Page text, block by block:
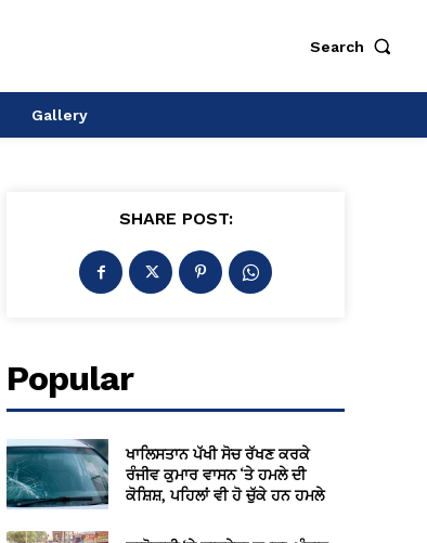
Search
Gallery
SHARE POST:
Popular
ਖਾਲਿਸਤਾਨ ਪੱਖੀ ਸੋਚ ਰੱਖਣ ਕਰਕੇ
ਰੰਜੀਵ ਕੁਮਾਰ ਵਾਸਨ ‘ਤੇ ਹਮਲੇ ਦੀ
ਕੋਸ਼ਿਸ਼, ਪਹਿਲਾਂ ਵੀ ਹੋ ਚੁੱਕੇ ਹਨ ਹਮਲੇ